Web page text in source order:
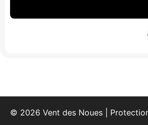
© 2026 Vent des Noues |